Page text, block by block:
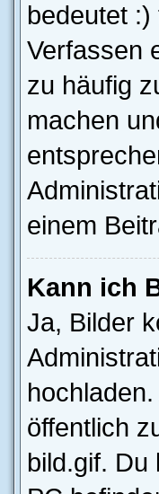
bedeutet
Verfassen
zu häufig
machen
einem
Kann ich
Ja, Bilder
öffentlich
bild.gif. Du